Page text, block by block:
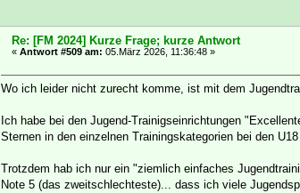
Re: [FM 2024] Kurze Frage; kurze Antwort
« Antwort #509 am: 05.März 2026, 11:36:48 »
Wo ich leider nicht zurecht komme, ist mit dem
Ich habe bei den Jugend-Trainigseinrichtungen
Sternen in den einzelnen Trainingskategorien bei den
Trotzdem hab ich nur ein "ziemlich einfaches
Note 5 (das zweitschlechteste)... dass ich viele